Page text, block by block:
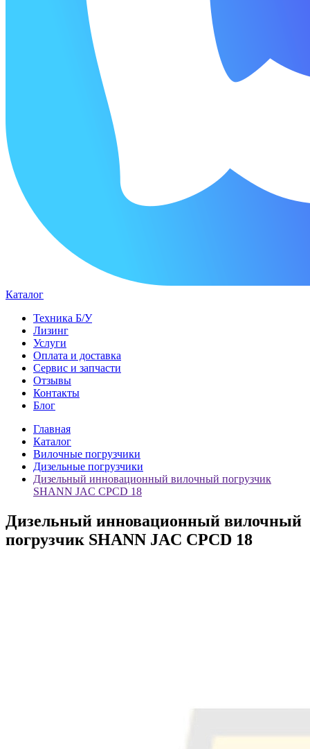
Каталог
Техника Б/У
Лизинг
Услуги
Оплата и доставка
Сервис и запчасти
Отзывы
Контакты
Блог
Главная
Каталог
Вилочные погрузчики
Дизельные погрузчики
Дизельный инновационный вилочный погрузчик
SHANN JAC CPCD 18
Дизельный инновационный вилочный
погрузчик SHANN JAC CPCD 18